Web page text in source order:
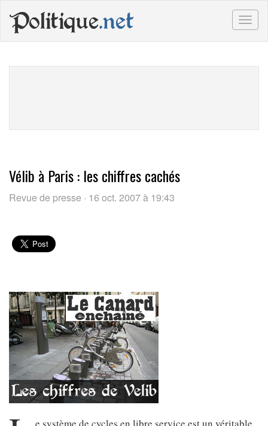
Politique.net
Vélib à Paris : les chiffres cachés
Revue de presse · 16 oct. 2007 à 19:43